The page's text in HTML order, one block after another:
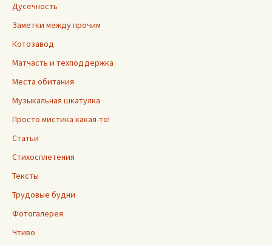
Дусечность
Заметки между прочим
Котозавод
Матчасть и техподдержка
Места обитания
Музыкальная шкатулка
Просто мистика какая-то!
Статьи
Стихосплетения
Тексты
Трудовые будни
Фотогалерея
Чтиво